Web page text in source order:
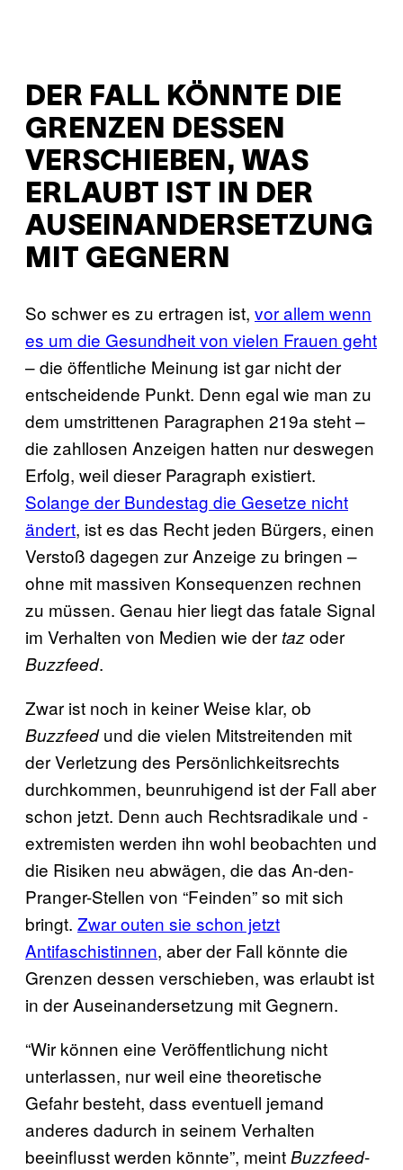
DER FALL KÖNNTE DIE
GRENZEN DESSEN
VERSCHIEBEN, WAS
ERLAUBT IST IN DER
AUSEINANDERSETZUNG
MIT GEGNERN
So schwer es zu ertragen ist, vor allem wenn
es um die Gesundheit von vielen Frauen geht
– die öffentliche Meinung ist gar nicht der
entscheidende Punkt. Denn egal wie man zu
dem umstrittenen Paragraphen 219a steht –
die zahllosen Anzeigen hatten nur deswegen
Erfolg, weil dieser Paragraph existiert.
Solange der Bundestag die Gesetze nicht
ändert, ist es das Recht jeden Bürgers, einen
Verstoß dagegen zur Anzeige zu bringen –
ohne mit massiven Konsequenzen rechnen
zu müssen. Genau hier liegt das fatale Signal
im Verhalten von Medien wie der tazoder
Buzzfeed.
Zwar ist noch in keiner Weise klar, ob
Buzzfeedund die vielen Mitstreitenden mit
der Verletzung des Persönlichkeitsrechts
durchkommen, beunruhigend ist der Fall aber
schon jetzt. Denn auch Rechtsradikale und -
extremisten werden ihn wohl beobachten und
die Risiken neu abwägen, die das An-den-
Pranger-Stellen von “Feinden” so mit sich
bringt. Zwar outen sie schon jetzt
Antifaschistinnen, aber der Fall könnte die
Grenzen dessen verschieben, was erlaubt ist
in der Auseinandersetzung mit Gegnern.
“Wir können eine Veröffentlichung nicht
unterlassen, nur weil eine theoretische
Gefahr besteht, dass eventuell jemand
anderes dadurch in seinem Verhalten
beeinflusst werden könnte”, meintBuzzfeed-